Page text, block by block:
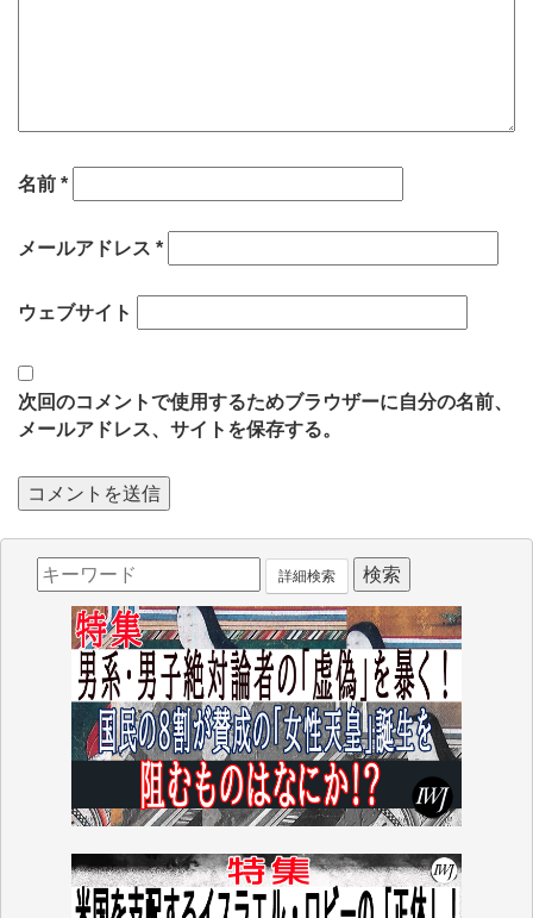
名前 *
メールアドレス *
ウェブサイト
次回のコメントで使用するためブラウザーに自分の名前、
メールアドレス、サイトを保存する。
詳細検索